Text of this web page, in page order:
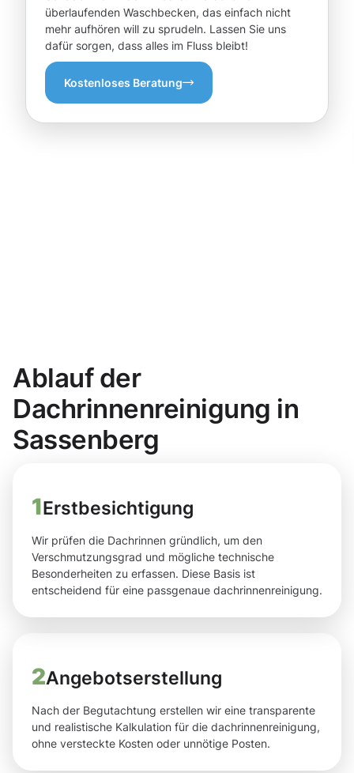
überlaufenden Waschbecken, das einfach nicht
mehr aufhören will zu sprudeln. Lassen Sie uns
dafür sorgen, dass alles im Fluss bleibt!
Kostenloses Beratung
Ablauf der
Dachrinnenreinigung in
Sassenberg
1Erstbesichtigung
Wir prüfen die Dachrinnen gründlich, um den
Verschmutzungsgrad und mögliche technische
Besonderheiten zu erfassen. Diese Basis ist
entscheidend für eine passgenaue dachrinnenreinigung.
2Angebotserstellung
Nach der Begutachtung erstellen wir eine transparente
und realistische Kalkulation für die dachrinnenreinigung,
ohne versteckte Kosten oder unnötige Posten.